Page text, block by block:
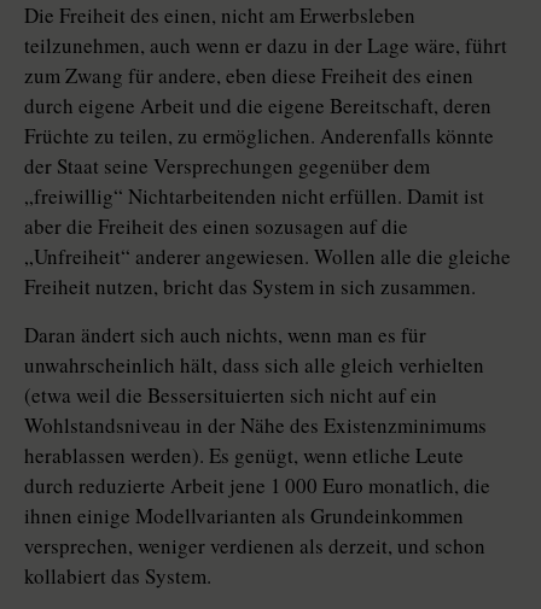
Die Freiheit des einen, nicht am Erwerbsleben
teilzunehmen, auch wenn er dazu in der Lage wäre, führt
zum Zwang für andere, eben diese Freiheit des einen
durch eigene Arbeit und die eigene Bereitschaft, deren
Früchte zu teilen, zu ermöglichen. Anderenfalls könnte
der Staat seine Versprechungen gegenüber dem
„freiwillig“ Nichtarbeitenden nicht erfüllen. Damit ist
aber die Freiheit des einen sozusagen auf die
„Unfreiheit“ anderer angewiesen. Wollen alle die gleiche
Freiheit nutzen, bricht das System in sich zusammen.
Daran ändert sich auch nichts, wenn man es für
unwahrscheinlich hält, dass sich alle gleich verhielten
(etwa weil die Bessersituierten sich nicht auf ein
Wohlstandsniveau in der Nähe des Existenzminimums
herablassen werden). Es genügt, wenn etliche Leute
durch reduzierte Arbeit jene 1 000 Euro monatlich, die
ihnen einige Modellvarianten als Grundeinkommen
versprechen, weniger verdienen als derzeit, und schon
kollabiert das System.